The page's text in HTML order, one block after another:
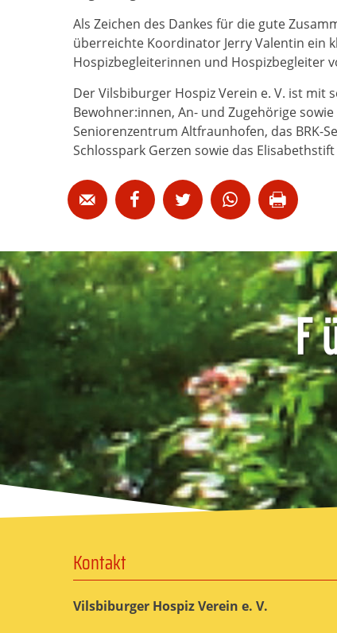
Als Zeichen des Dankes für die gute
überreichte Koordinator Jerry Valentin ein
Hospizbegleiterinnen und Hospizbegleiter
Der Vilsbiburger Hospiz Verein e. V. ist
Bewohner:innen, An- und Zugehörige
Seniorenzentrum Altfraunhofen, das BRK-
Schlosspark Gerzen sowie das
    
Kontakt
Vilsbiburger Hospiz Verein e. V.